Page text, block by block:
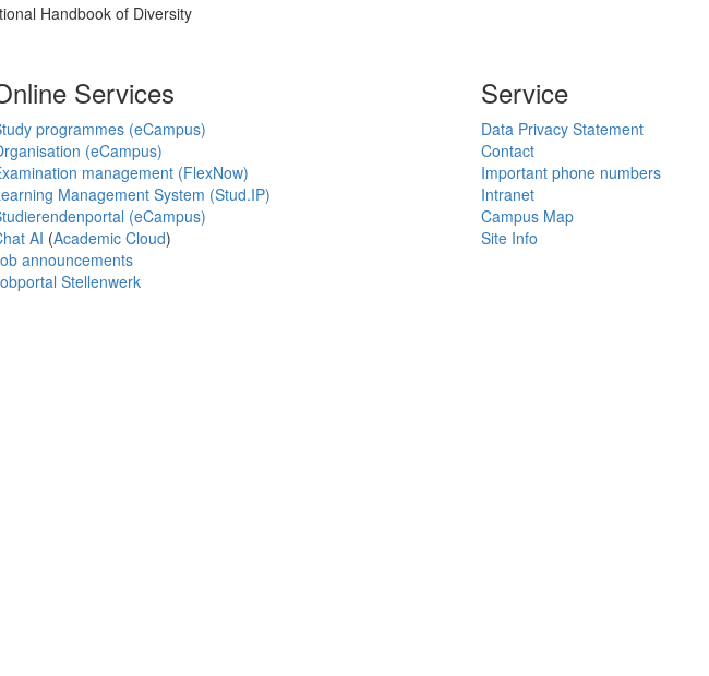
Handbook of Diversity
Services
programmes (eCampus)
(eCampus)
management (FlexNow)
Management System (Stud.IP)
(eCampus)
AI (Academic Cloud)
announcements
Stellenwerk
Service
Data Privacy Statement
Contact
Important phone numbers
Intranet
Campus Map
Site Info